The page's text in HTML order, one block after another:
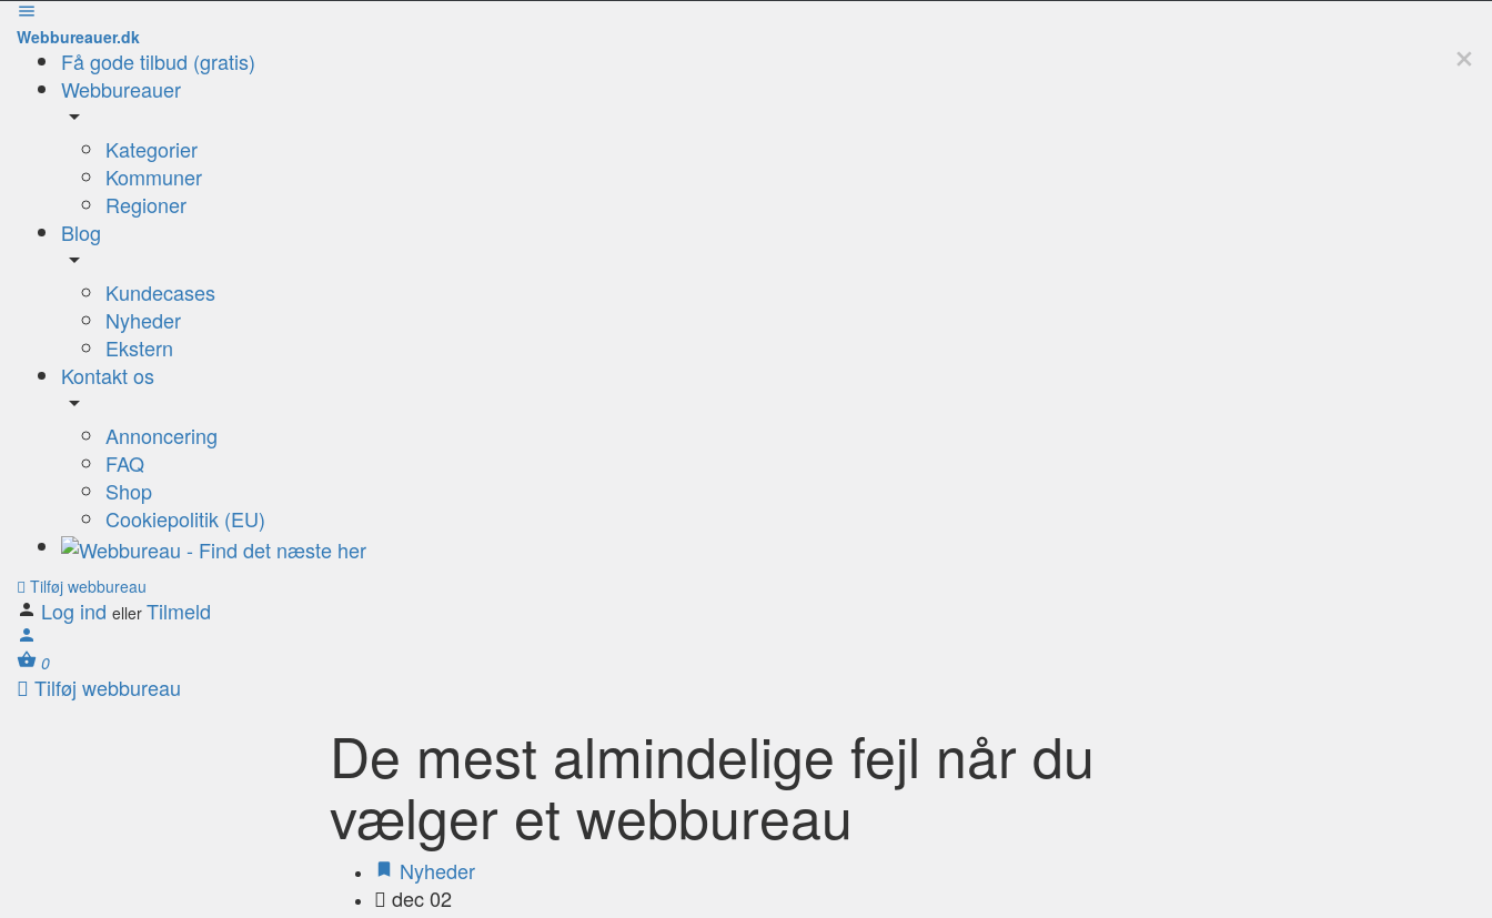
Webbureauer.dk
Få gode tilbud (gratis)
Webbureauer
Kategorier
Kommuner
Regioner
Blog
Kundecases
Nyheder
Ekstern
Kontakt os
Annoncering
FAQ
Shop
Cookiepolitik (EU)
Tilføj webbureau
Log ind eller Tilmeld
0
Tilføj webbureau
De mest almindelige fejl når du
vælger et webbureau
Nyheder
dec 02